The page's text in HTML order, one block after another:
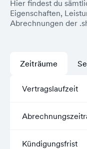
Hier findest du
Eigenschaften,
Abrechnungen der
Zeiträume
Vertragslaufzeit
Kündigungsfrist